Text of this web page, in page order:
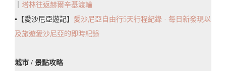
In
塔林往返赫爾辛基渡輪
▪️【愛沙尼亞遊記】 愛沙尼亞自由行5天行程紀錄 · 每日新發現以
及旅遊愛沙尼亞的即時紀錄
城市 / 景點攻略